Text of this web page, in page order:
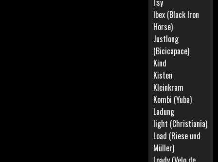
I:sy
Ibex (Black Iron
Horse)
Justlong
(Bicicapace)
Kind
Kisten
Kleinkram
Kombi (Yuba)
Ladung
light (Christiania)
Load (Riese und
Müller)